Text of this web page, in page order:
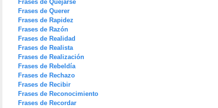
Frases de Quejarse
Frases de Querer
Frases de Rapidez
Frases de Razón
Frases de Realidad
Frases de Realista
Frases de Realización
Frases de Rebeldía
Frases de Rechazo
Frases de Recibir
Frases de Reconocimiento
Frases de Recordar